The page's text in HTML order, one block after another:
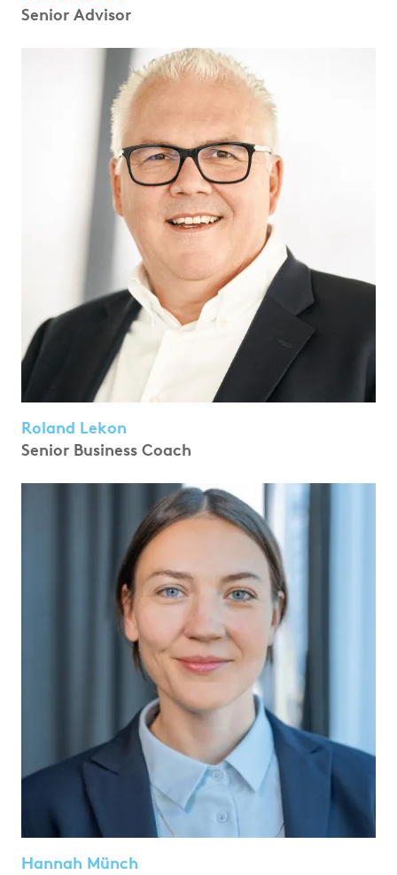
Senior Advisor
Roland Lekon
Senior Business Coach
Hannah Münch